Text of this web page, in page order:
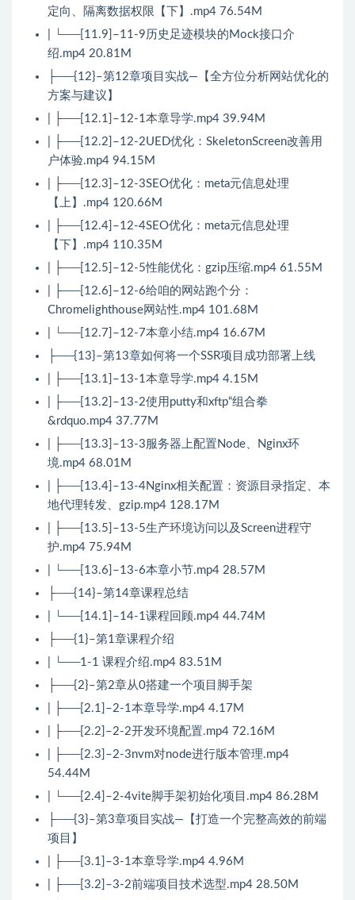
定向、隔离数据权限【下】.mp4 76.54M
| └──[11.9]–11-9历史足迹模块的Mock接口介
绍.mp4 20.81M
├──{12}–第12章项目实战—【全方位分析网站优化的
方案与建议】
| ├──[12.1]–12-1本章导学.mp4 39.94M
| ├──[12.2]–12-2UED优化：SkeletonScreen改善用
户体验.mp4 94.15M
| ├──[12.3]–12-3SEO优化：meta元信息处理
【上】.mp4 120.66M
| ├──[12.4]–12-4SEO优化：meta元信息处理
【下】.mp4 110.35M
| ├──[12.5]–12-5性能优化：gzip压缩.mp4 61.55M
| ├──[12.6]–12-6给咱的网站跑个分：
Chromelighthouse网站性.mp4 101.68M
| └──[12.7]–12-7本章小结.mp4 16.67M
├──{13}–第13章如何将一个SSR项目成功部署上线
| ├──[13.1]–13-1本章导学.mp4 4.15M
| ├──[13.2]–13-2使用putty和xftp“组合拳
&rdquo.mp4 37.77M
| ├──[13.3]–13-3服务器上配置Node、Nginx环
境.mp4 68.01M
| ├──[13.4]–13-4Nginx相关配置：资源目录指定、本
地代理转发、gzip.mp4 128.17M
| ├──[13.5]–13-5生产环境访问以及Screen进程守
护.mp4 75.94M
| └──[13.6]–13-6本章小节.mp4 28.57M
├──{14}–第14章课程总结
| └──[14.1]–14-1课程回顾.mp4 44.74M
├──{1}–第1章课程介绍
| └──1-1 课程介绍.mp4 83.51M
├──{2}–第2章从0搭建一个项目脚手架
| ├──[2.1]–2-1本章导学.mp4 4.17M
| ├──[2.2]–2-2开发环境配置.mp4 72.16M
| ├──[2.3]–2-3nvm对node进行版本管理.mp4
54.44M
| └──[2.4]–2-4vite脚手架初始化项目.mp4 86.28M
├──{3}–第3章项目实战—【打造一个完整高效的前端
项目】
| ├──[3.1]–3-1本章导学.mp4 4.96M
| ├──[3.2]–3-2前端项目技术选型.mp4 28.50M